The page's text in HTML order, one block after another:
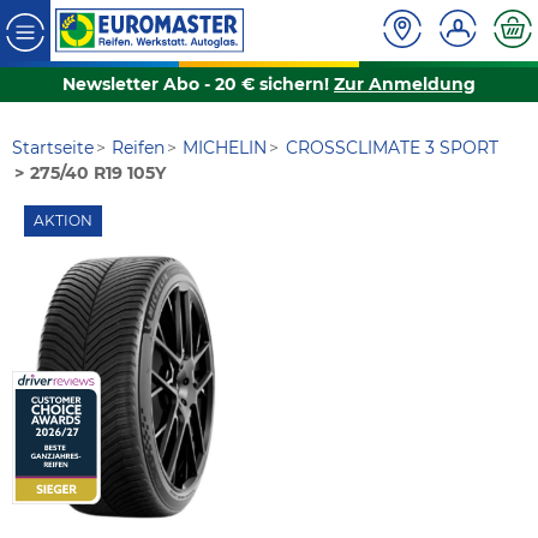
Newsletter Abo - 20 € sichern! Zur Anmeldung
Startseite Reifen MICHELIN
CROSSCLIMATE 3 SPORT
275/40 R19 105Y
AKTION